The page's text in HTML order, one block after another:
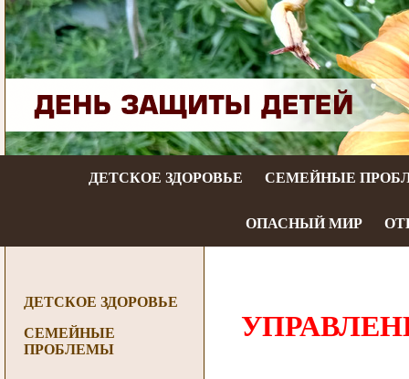
ДЕТСКОЕ ЗДОРОВЬЕ СЕМЕЙНЫЕ
ОПАСНЫЙ МИР
ДЕТСКОЕ ЗДОРОВЬЕ
СЕМЕЙНЫЕ
ПРОБЛЕМЫ